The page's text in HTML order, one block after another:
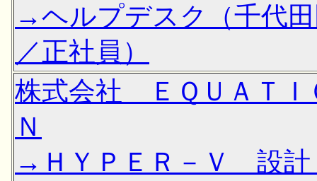
→ヘルプデスク（千代
／正社員）
株式会社 ＥＱＵＡＴＩ
Ｎ
→ＨＹＰＥＲ－Ｖ 設計